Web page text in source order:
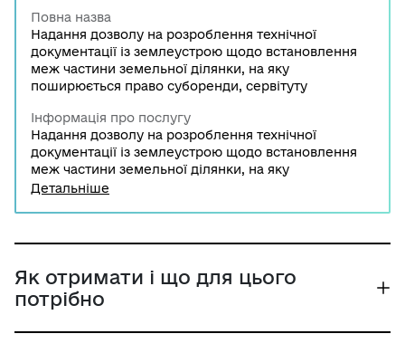
Повна назва
Надання дозволу на розроблення технічної
документації із землеустрою щодо встановлення
меж частини земельної ділянки, на яку
поширюється право суборенди, сервітуту
Інформація про послугу
Надання дозволу на розроблення технічної
документації із землеустрою щодо встановлення
меж частини земельної ділянки, на яку
поширюється право суборенди, сервітуту
Детальніше
Як отримати і що для цього
потрібно